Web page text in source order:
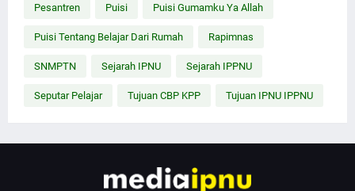
Pesantren Puisi Puisi Gumamku Ya Allah
Puisi Tentang Belajar Dari Rumah Rapimnas
SNMPTN Sejarah IPNU Sejarah IPPNU
Seputar Pelajar Tujuan CBP KPP Tujuan IPNU IPPNU